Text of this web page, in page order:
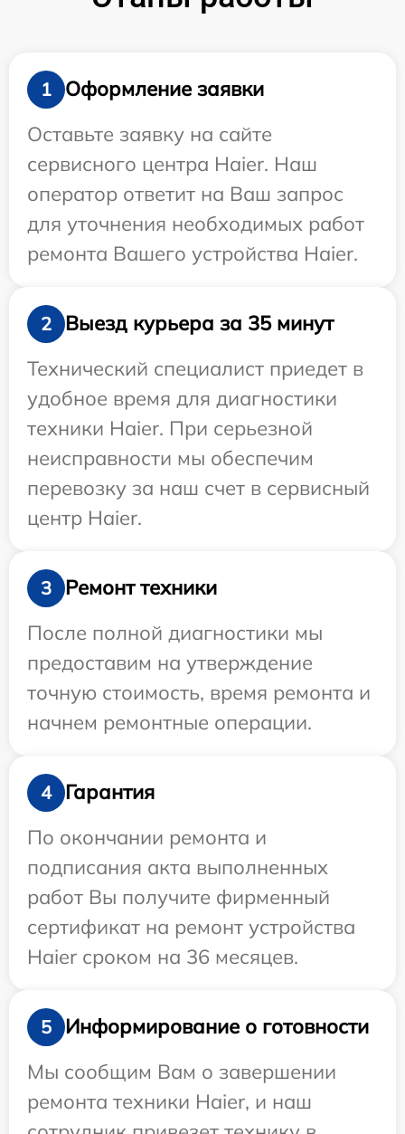
1
Оформление заявки
Оставьте заявку на сайте
сервисного центра Haier. Наш
оператор ответит на Ваш запрос
для уточнения необходимых работ
ремонта Вашего устройства Haier.
2
Выезд курьера за 35 минут
Технический специалист приедет в
удобное время для диагностики
техники Haier. При серьезной
неисправности мы обеспечим
перевозку за наш счет в сервисный
центр Haier.
3
Ремонт техники
После полной диагностики мы
предоставим на утверждение
точную стоимость, время ремонта и
начнем ремонтные операции.
4
Гарантия
По окончании ремонта и
подписания акта выполненных
работ Вы получите фирменный
сертификат на ремонт устройства
Haier сроком на 36 месяцев.
5
Информирование о готовности
Мы сообщим Вам о завершении
ремонта техники Haier, и наш